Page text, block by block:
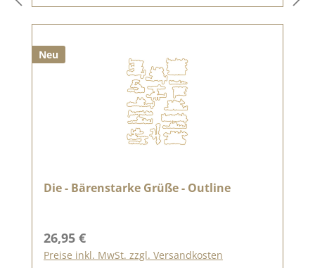
Neu
Die - Bärenstarke Grüße - Outline
Regulärer Preis:
26,95 €
Preise inkl. MwSt. zzgl. Versandkosten